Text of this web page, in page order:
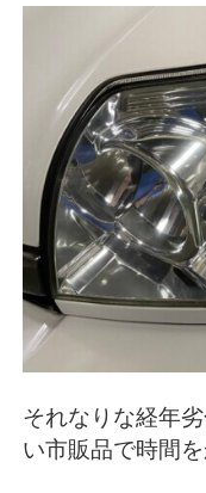
それなりな経年
い市販品で時間